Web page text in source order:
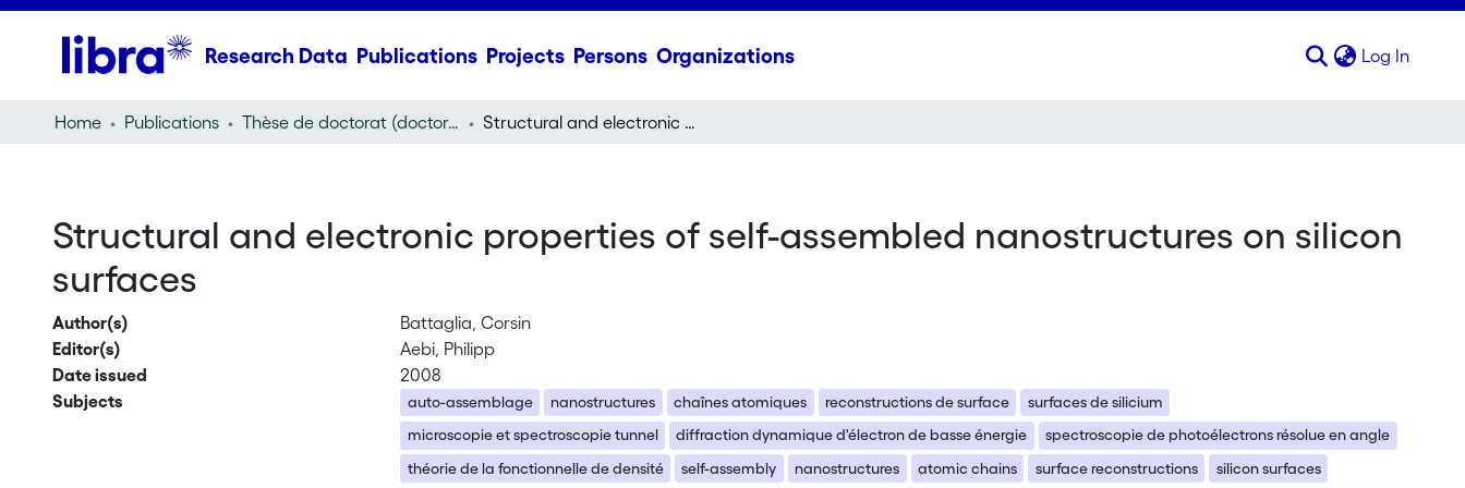
Research Data Publications Projects Persons Organizations Log In
Home Publications Thèse de doctorat (doctoral thesis) Structural and electronic properties of self-assembled nanostructures on silicon surfaces
Structural and electronic properties of self-assembled nanostructures on silicon
surfaces
Author(s)
Battaglia, Corsin
Editor(s)
Aebi, Philipp
Date issued
2008
Subjects
auto-assemblage nanostructures chaînes atomiques reconstructions de surface
surfaces de silicium
microscopie et spectroscopie tunnel
diffraction dynamique d'électron de basse énergie
spectroscopie de photoélectrons résolue en angle
théorie de la fonctionnelle de densité
self-assembly nanostructures atomic chains surface reconstructions
silicon surfaces